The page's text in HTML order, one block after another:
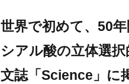
世界で初めて、50
シアル酸の立体選
文誌「Science」に